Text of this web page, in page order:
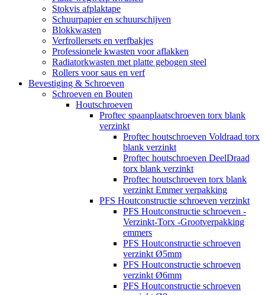
Stokvis afplaktape
Schuurpapier en schuurschijven
Blokkwasten
Verfrollersets en verfbakjes
Professionele kwasten voor aflakken
Radiatorkwasten met platte gebogen steel
Rollers voor saus en verf
Bevestiging & Schroeven
Schroeven en Bouten
Houtschroeven
Proftec spaanplaatschroeven torx blank
verzinkt
Proftec houtschroeven Voldraad torx
blank verzinkt
Proftec houtschroeven DeelDraad
torx blank verzinkt
Proftec houtschroeven torx blank
verzinkt Emmer verpakking
PFS Houtconstructie schroeven verzinkt
PFS Houtconstructie schroeven -
Verzinkt-Torx -Grootverpakking
emmers
PFS Houtconstructie schroeven
verzinkt Ø5mm
PFS Houtconstructie schroeven
verzinkt Ø6mm
PFS Houtconstructie schroeven